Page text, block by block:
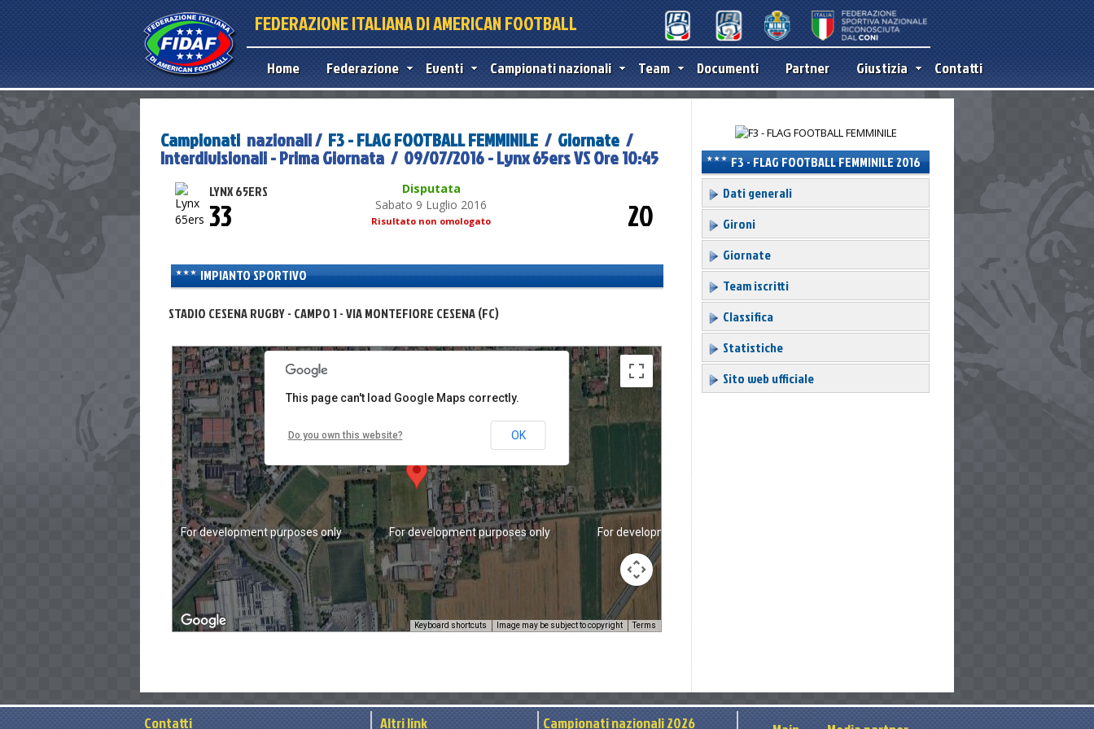
FEDERAZIONE ITALIANA DI AMERICAN FOOTBALL
Home Federazione Eventi Campionati nazionali Team Documenti Partner Giustizia Contatti
Campionati nazionali / F3 - FLAG FOOTBALL FEMMINILE / Giornate /
Interdivisionali - Prima Giornata / 09/07/2016 - Lynx 65ers VS Ore 10:45
LYNX 65ERS
Disputata
Sabato 9 Luglio 2016
Risultato non omologato
33 20
IMPIANTO SPORTIVO
STADIO CESENA RUGBY - CAMPO 1 - VIA MONTEFIORE CESENA (FC)
For development purposes only
For development purposes only
For development purposes only For development purposes only
For development purposes only
Keyboard shortcuts Image may be subject to copyright Terms
This page can't load Google Maps correctly.
Do you own this website? OK
F3 - FLAG FOOTBALL FEMMINILE 2016
Dati generali
Gironi
Giornate
Team iscritti
Classifica
Statistiche
Sito web ufficiale
Contatti Altri link Campionati nazionali 2026